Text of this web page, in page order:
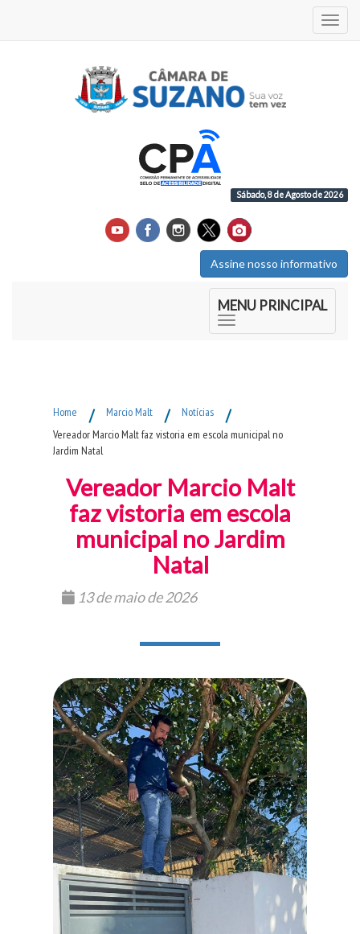
Sábado, 8 de Agosto de 2026
Assine nosso informativo
MENU PRINCIPAL
Home / Marcio Malt / Notícias /
Vereador Marcio Malt faz vistoria em escola municipal no
Jardim Natal
Vereador Marcio Malt
faz vistoria em escola
municipal no Jardim
Natal
13 de maio de 2026